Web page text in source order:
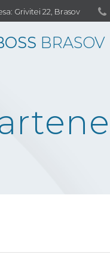
Grivitei 22, Brasov
BRASOV